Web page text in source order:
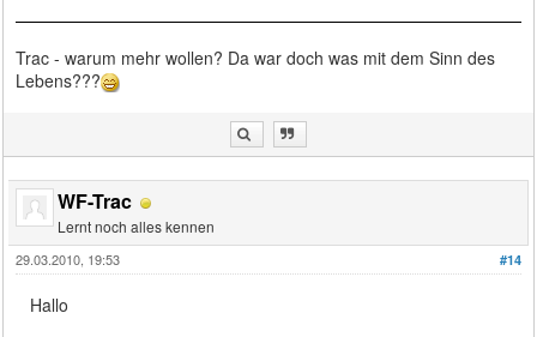
Trac - warum mehr wollen? Da war doch was mit dem Sinn des
Lebens???
WF-Trac
Lernt noch alles kennen
#14
29.03.2010, 19:53
Hallo